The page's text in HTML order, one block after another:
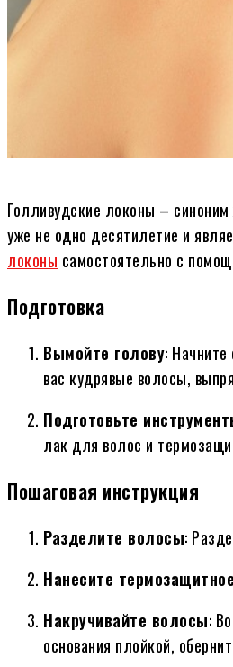
Голливудские локоны – синоним
уже не одно десятилетие и
локоны самостоятельно с
Подготовка
Вымойте голову:
вас кудрявые волосы,
Подготовьте
лак для волос и
Пошаговая инструкция
Разделите волосы:
Нанесите
Накручивайте волосы:
основания плойкой,